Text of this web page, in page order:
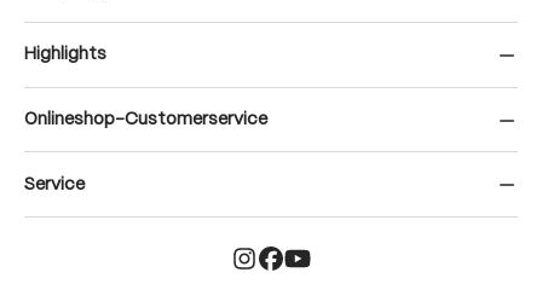
Highlights
Onlineshop-Customerservice
Service